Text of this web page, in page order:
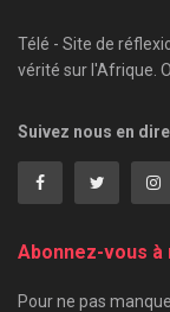
Télé - Site de
vérité sur l'Afrique.
Suivez nous en
Abonnez-vous
Pour ne pas